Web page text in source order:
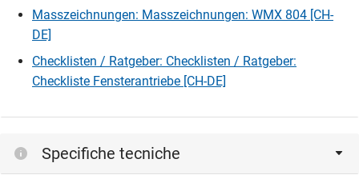
Masszeichnungen: Masszeichnungen: WMX 804 [CH-
DE]
Checklisten / Ratgeber: Checklisten / Ratgeber:
Checkliste Fensterantriebe [CH-DE]
Specifiche tecniche